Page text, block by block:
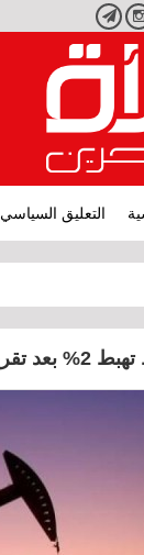
انستجرامتليجرام
التعليق السياسي
العقوبات على إيران